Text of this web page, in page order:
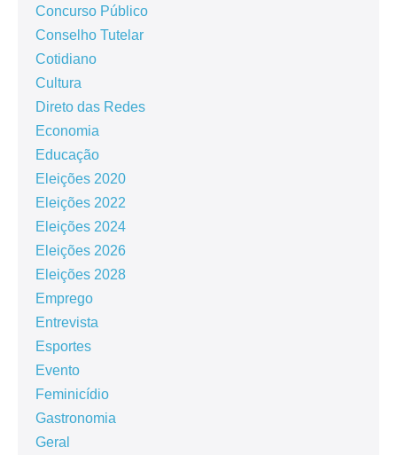
Concurso Público
Conselho Tutelar
Cotidiano
Cultura
Direto das Redes
Economia
Educação
Eleições 2020
Eleições 2022
Eleições 2024
Eleições 2026
Eleições 2028
Emprego
Entrevista
Esportes
Evento
Feminicídio
Gastronomia
Geral